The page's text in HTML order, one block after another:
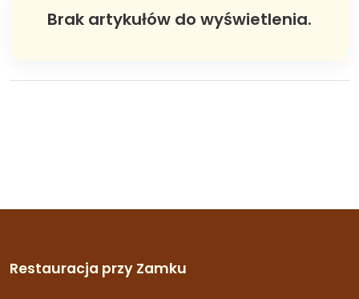
Brak artykułów do wyświetlenia.
Restauracja przy Zamku